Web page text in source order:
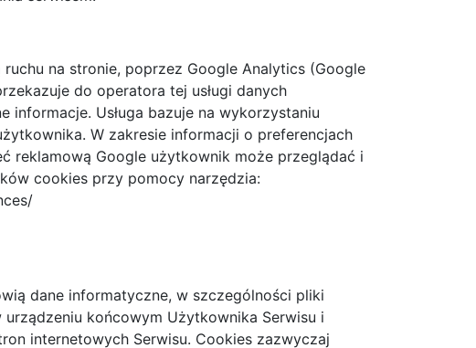
na stronie, poprzez Google Analytics (Google
do operatora tej usługi danych
informacje. Usługa bazuje na wykorzystaniu
W zakresie informacji o preferencjach
reklamową Google użytkownik może przeglądać i
cookies przy pomocy narzędzia:
dane informatyczne, w szczególności pliki
końcowym Użytkownika Serwisu i
internetowych Serwisu. Cookies zazwyczaj